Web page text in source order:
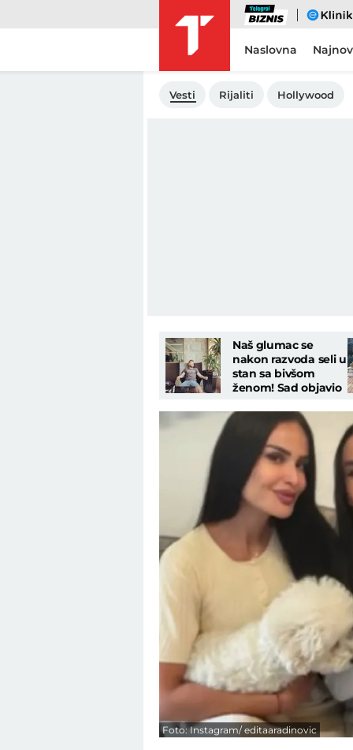
Biznis eKlinika
Naslovna
Vesti Rijaliti Hollywood
Naš glumac se
nakon razvoda seli u
stan sa bivšom
ženom! Sad objavio
"Nadgledanje"
Foto: Instagram/ editaaradinovic